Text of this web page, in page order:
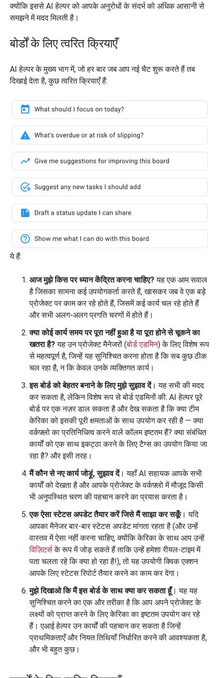
क्योंकि इससे AI हेल्पर को आपके अनुरोधों के संदर्भ को अधिक आसानी से
समझने में मदद मिलती है।
बोर्डों के लिए त्वरित क्रियाएँ
AI हेल्पर के मुख्य भाग में, जो हर बार जब आप नई चैट शुरू करते हैं तब
दिखाई देता है, कुछ त्वरित क्रियाएँ हैं:
ये हैं:
आज मुझे किस पर ध्यान केंद्रित करना चाहिए? यह एक आम सवाल
है जिसका सामना कई उपयोगकर्ता करते हैं, खासकर जब वे एक बड़े
प्रोजेक्ट पर काम कर रहे होते हैं, जिसमें कई कार्य चल रहे होते हैं
और सभी अलग-अलग प्रगति चरणों में होते हैं।
क्या कोई कार्य समय पर पूरा नहीं हुआ है या पूरा होने से चूकने का
खतरा है? यह उन प्रोजेक्ट मैनेजरों (बोर्ड एडमिन) के लिए विशेष रूप
से महत्वपूर्ण है, जिन्हें यह सुनिश्चित करना होता है कि सब कुछ ठीक
चल रहा है, न कि केवल उनके व्यक्तिगत कार्य।
इस बोर्ड को बेहतर बनाने के लिए मुझे सुझाव दें। यह सभी की मदद
कर सकता है, लेकिन विशेष रूप से बोर्ड एडमिनों की: AI हेल्पर पूरे
बोर्ड पर एक नज़र डाल सकता है और देख सकता है कि क्या टीम
केरिका को इसकी पूरी क्षमताओं के साथ उपयोग कर रही है — क्या
वर्कफ़्लो का प्रतिनिधित्व करने वाले कॉलम इष्टतम हैं? क्या संबंधित
कार्यों को एक साथ इकट्ठा करने के लिए टैग्स का उपयोग किया जा
रहा है? और इसी तरह।
मैं कौन से नए कार्य जोड़ूं, सुझाव दें। यहाँ AI सहायक आपके सभी
कार्यों को देखता है और आपके प्रोजेक्ट के वर्कफ़्लो में मौजूद किसी
भी अनुपस्थित चरण की पहचान करने का प्रयास करता है।
एक ऐसा स्टेटस अपडेट तैयार करें जिसे मैं साझा कर सकूँ। यदि
आपका मैनेजर बार-बार स्टेटस अपडेट मांगता रहता है (और उन्हें
वास्तव में ऐसा नहीं करना चाहिए, क्योंकि केरिका के साथ आप उन्हें
विज़िटर्सके रूप में जोड़ सकते हैं ताकि उन्हें हमेशा रीयल-टाइम में
पता चलता रहे कि क्या हो रहा है!), तो यह उपयोगी क्विक एक्शन
आपके लिए स्टेटस रिपोर्ट तैयार करने का काम कर देगा।
मुझे दिखाओ कि मैं इस बोर्ड के साथ क्या कर सकता हूँ। यह यह
सुनिश्चित करने का एक और तरीका है कि आप अपने प्रोजेक्ट के
लक्ष्यों को प्राप्त करने के लिए केरिका का इष्टतम उपयोग कर रहे
हैं। एआई हेल्पर उन कार्यों की पहचान कर सकता है जिन्हें
प्राथमिकताएँ और नियत तिथियाँ निर्धारित करने की आवश्यकता है,
और भी बहुत कुछ।